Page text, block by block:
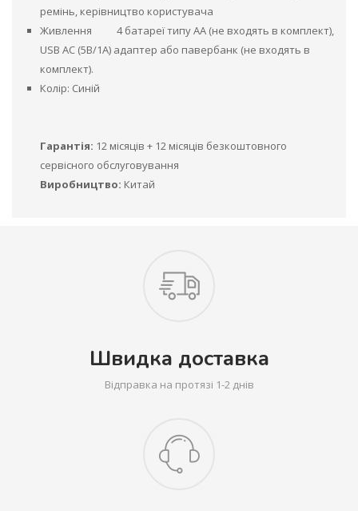
ремінь, керівництво користувача
Живлення
4 батареї типу АА (не входять в комплект),
USB AC (5В/1А) адаптер або павербанк (не входять в
комплект).
Колір: Синій
Гарантія: 12 місяців + 12 місяців безкоштовного
сервісного обслуговування
Виробництво: Китай
Швидка доставка
Відправка на протязі 1-2 днів